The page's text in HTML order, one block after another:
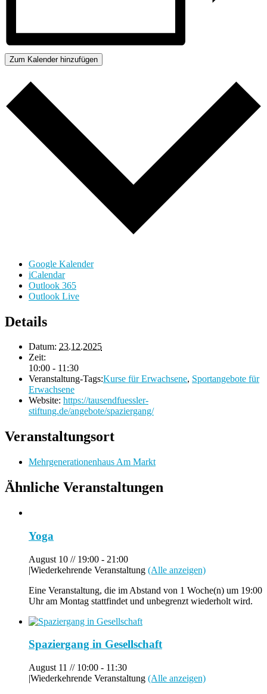
Zum Kalender hinzufügen
Google Kalender
iCalendar
Outlook 365
Outlook Live
Details
Datum: 23.12.2025
Zeit:
10:00 - 11:30
Veranstaltung-Tags:Kurse für Erwachsene, Sportangebote für
Erwachsene
Website: https://tausendfuessler-
stiftung.de/angebote/spaziergang/
Veranstaltungsort
Mehrgenerationenhaus Am Markt
Ähnliche Veranstaltungen
Yoga
August 10 // 19:00 - 21:00
|Wiederkehrende Veranstaltung (Alle anzeigen)
Eine Veranstaltung, die im Abstand von 1 Woche(n) um 19:00
Uhr am Montag stattfindet und unbegrenzt wiederholt wird.
Spaziergang in Gesellschaft
August 11 // 10:00 - 11:30
|Wiederkehrende Veranstaltung (Alle anzeigen)